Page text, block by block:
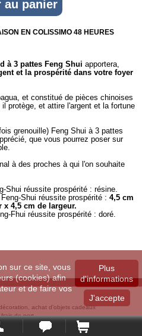
EN COLISSIMO 48 HEURES
à 3 pattes Feng Shui apportera,
et la prospérité dans votre foyer
et constitué de pièces chinoises
protège, et attire l'argent et la fortune
grenouille) Feng Shui à 3 pattes
que vous pourrez poser sur
à des proches à qui l'on souhaite
Shui réussite prospérité : résine.
Shui réussite prospérité :4,5 cm
x 4,5 cm de largeur.
Fhui réussite prospérité : doré.
achat d'objets cadeaux
frais de port.
sur ce site, vous
(cookies) afin
et de faire vos
Plus
d'informations
J'accepte